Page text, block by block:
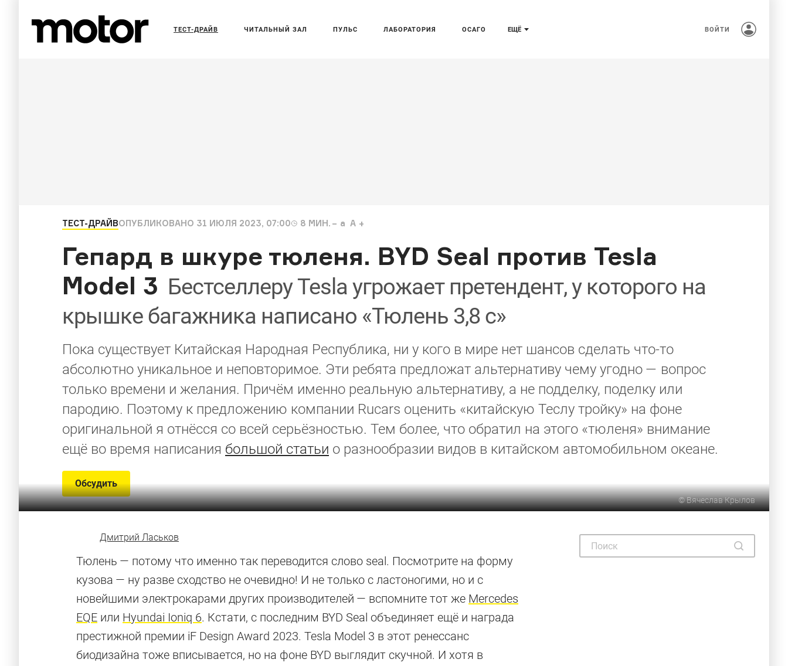
ЕЩЁ
ТЕСТ-ДРАЙВ ЧИТАЛЬНЫЙ ЗАЛ ПУЛЬС ЛАБОРАТОРИЯ ОСАГО ВОЙТИ
ТЕСТ-ДРАЙВОПУБЛИКОВАНО 31 ИЮЛЯ 2023, 07:00 8 МИН. a A
Гепард в шкуре тюленя. BYD Seal против Tesla
Model 3 Бестселлеру Tesla угрожает претендент, у которого на
крышке багажника написано «Тюлень 3,8 с»
Пока существует Китайская Народная Республика, ни у кого в мире нет шансов сделать что-то
абсолютно уникальное и неповторимое. Эти ребята предложат альтернативу чему угодно — вопрос
только времени и желания. Причём именно реальную альтернативу, а не подделку, поделку или
пародию. Поэтому к предложению компании Rucars оценить «китайскую Теслу тройку» на фоне
оригинальной я отнёсся со всей серьёзностью. Тем более, что обратил на этого «тюленя» внимание
ещё во время написания большой статьи о разнообразии видов в китайском автомобильном океане.
Обсудить
©Вячеслав Крылов
Дмитрий Ласьков
Тюлень — потому что именно так переводится слово seal. Посмотрите на форму
кузова — ну разве сходство не очевидно! И не только с ластоногими, но и с
новейшими электрокарами других производителей — вспомните тот же Mercedes
EQE или Hyundai Ioniq 6. Кстати, с последним BYD Seal объединяет ещё и награда
престижной премии iF Design Award 2023. Tesla Model 3 в этот ренессанс
биодизайна тоже вписывается, но на фоне BYD выглядит скучной. И хотя в